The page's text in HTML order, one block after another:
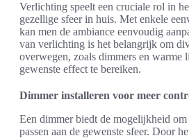
Verlichting speelt een cruciale rol in
gezellige sfeer in huis. Met enkele
kan men de ambiance eenvoudig
van verlichting is het belangrijk om
overwegen, zoals dimmers en warme
gewenste effect te bereiken.
Dimmer installeren voor meer
Een dimmer biedt de mogelijkheid om
passen aan de gewenste sfeer. Door